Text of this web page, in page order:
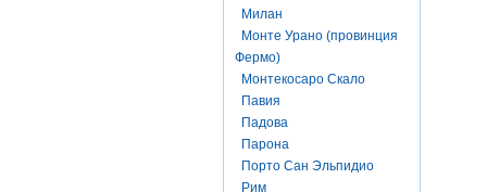
Милан
Монте Урано (провинция
Фермо)
Монтекосаро Скало
Павия
Падова
Парона
Порто Сан Эльпидио
Рим